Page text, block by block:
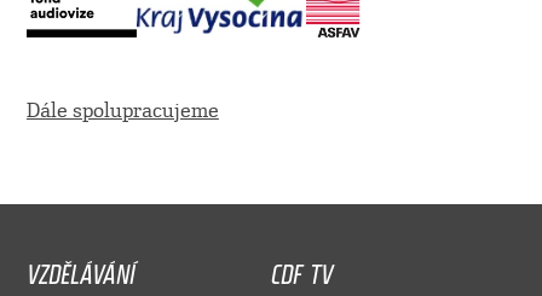
Dále spolupracujeme
VZDĚLÁVÁNÍ
CDF TV